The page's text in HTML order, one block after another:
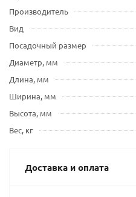
Производитель
Вид
Посадочный размер
Диаметр, мм
Длина, мм
Ширина, мм
Высота, мм
Вес, кг
Доставка и оплата